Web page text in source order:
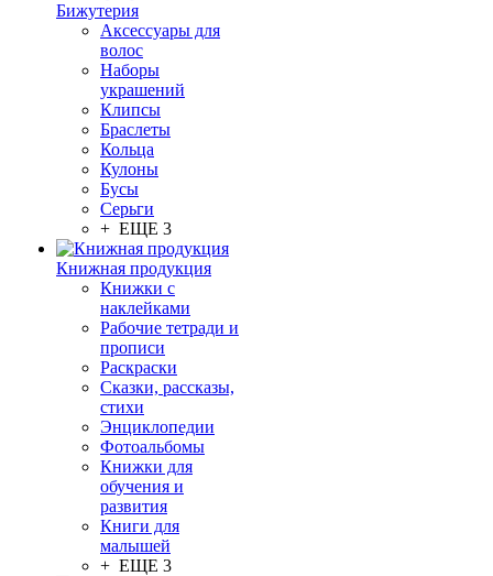
Бижутерия
Аксессуары для
волос
Наборы
украшений
Клипсы
Браслеты
Кольца
Кулоны
Бусы
Серьги
+ ЕЩЕ 3
Книжная продукция
Книжки с
наклейками
Рабочие тетради и
прописи
Раскраски
Сказки, рассказы,
стихи
Энциклопедии
Фотоальбомы
Книжки для
обучения и
развития
Книги для
малышей
+ ЕЩЕ 3